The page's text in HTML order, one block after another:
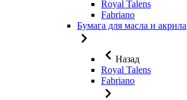
Royal Talens
Fabriano
Бумага для масла и акрила
Назад
Royal Talens
Fabriano